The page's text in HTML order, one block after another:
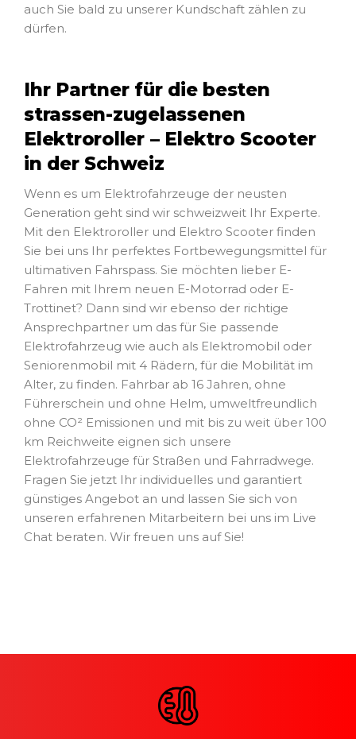
auch Sie bald zu unserer Kundschaft zählen zu
dürfen.
Ihr Partner für die besten
strassen-zugelassenen
Elektroroller – Elektro Scooter
in der Schweiz
Wenn es um Elektrofahrzeuge der neusten
Generation geht sind wir schweizweit Ihr Experte.
Mit den Elektroroller und Elektro Scooter finden
Sie bei uns Ihr perfektes Fortbewegungsmittel für
ultimativen Fahrspass. Sie möchten lieber E-
Fahren mit Ihrem neuen E-Motorrad oder E-
Trottinet? Dann sind wir ebenso der richtige
Ansprechpartner um das für Sie passende
Elektrofahrzeug wie auch als Elektromobil oder
Seniorenmobil mit 4 Rädern, für die Mobilität im
Alter, zu finden. Fahrbar ab 16 Jahren, ohne
Führerschein und ohne Helm, umweltfreundlich
ohne CO² Emissionen und mit bis zu weit über 100
km Reichweite eignen sich unsere
Elektrofahrzeuge für Straßen und Fahrradwege.
Fragen Sie jetzt Ihr individuelles und garantiert
günstiges Angebot an und lassen Sie sich von
unseren erfahrenen Mitarbeitern bei uns im Live
Chat beraten. Wir freuen uns auf Sie!